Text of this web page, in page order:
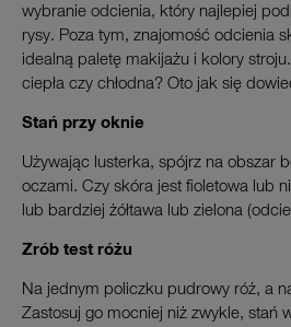
wybranie odcienia, który najlepiej
rysy. Poza tym, znajomość odcienia
idealną paletę makijażu i kolory
ciepła czy chłodna? Oto jak się
Stań przy oknie
Używając lusterka, spójrz na obszar
oczami. Czy skóra jest fioletowa lub
lub bardziej żółtawa lub zielona
Zrób test różu
Na jednym policzku pudrowy róż, a
Zastosuj go mocniej niż zwykle, stań